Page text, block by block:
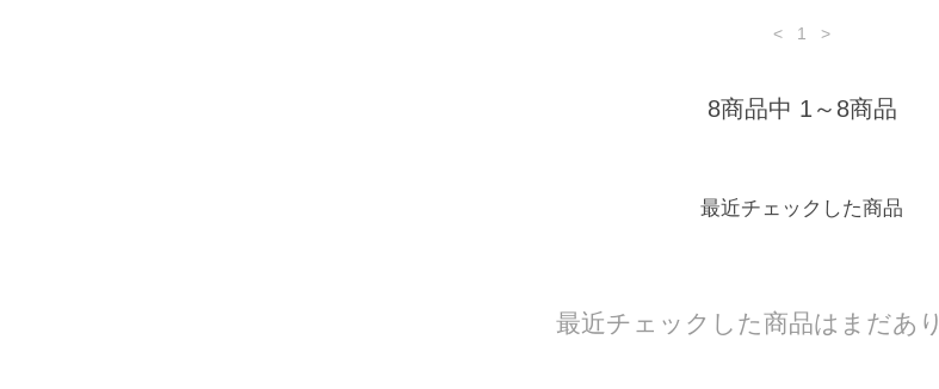
< 1 >
8商品中 1～8商品
最近チェックした商品
最近チェックした商品はまだあ